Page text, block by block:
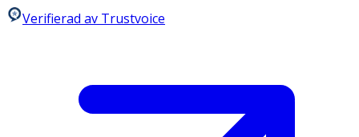
Verifierad av Trustvoice